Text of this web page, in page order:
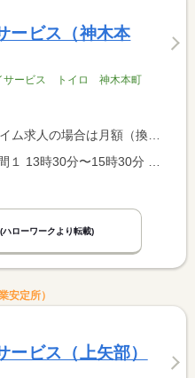
ービス（神木本
サービス トイロ 神木本町
）、パート求人の場合は時間額を表示しています。
(ハローワークより転載)
安定所）
ービス（上矢部）